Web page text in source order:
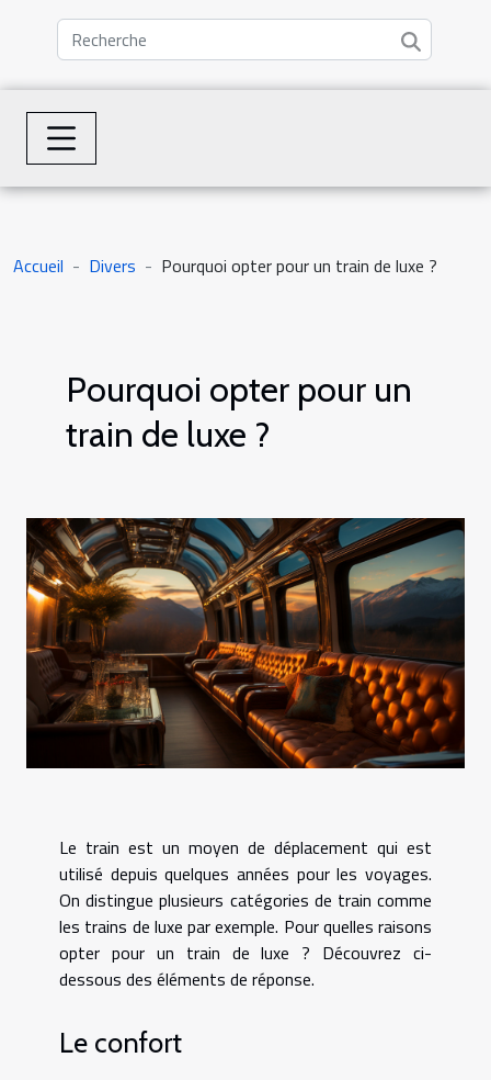
Accueil Divers Pourquoi opter pour un train de luxe ?
Pourquoi opter pour un
train de luxe ?
Le train est un moyen de déplacement qui est
utilisé depuis quelques années pour les voyages.
On distingue plusieurs catégories de train comme
les trains de luxe par exemple. Pour quelles raisons
opter pour un train de luxe ? Découvrez ci-
dessous des éléments de réponse.
Le confort